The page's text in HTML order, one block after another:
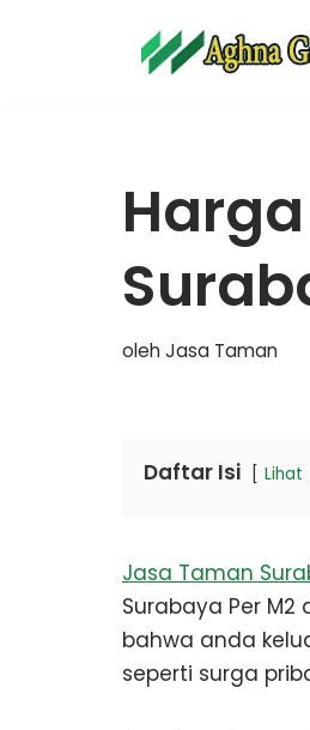
olehJasa Taman
Daftar Isi Lihat
Jasa Taman
Surabaya Per
bahwa anda
seperti surga